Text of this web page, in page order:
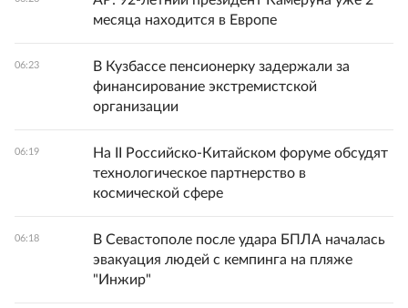
месяца находится в Европе
06:23
В Кузбассе пенсионерку задержали за
финансирование экстремистской
организации
06:19
На II Российско-Китайском форуме обсудят
технологическое партнерство в
космической сфере
06:18
В Севастополе после удара БПЛА началась
эвакуация людей с кемпинга на пляже
"Инжир"